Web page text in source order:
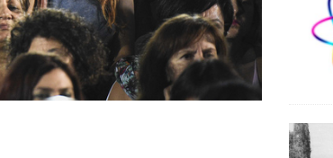
Το άδοξο βήμα της Μ. Καρυστιανού